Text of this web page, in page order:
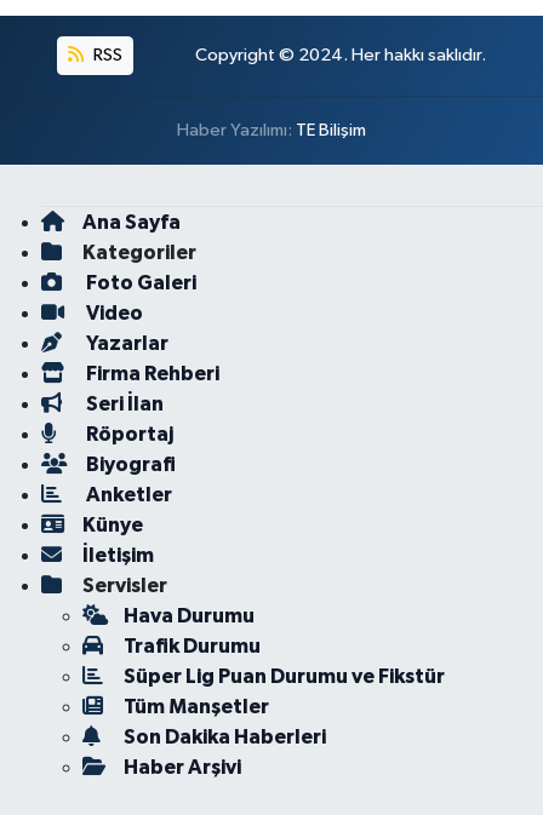
RSS Copyright © 2024. Her hakkı saklıdır.
Haber Yazılımı: TE Bilişim
Ana Sayfa
Kategoriler
Foto Galeri
Video
Yazarlar
Firma Rehberi
Seri İlan
Röportaj
Biyografi
Anketler
Künye
İletişim
Servisler
Hava Durumu
Trafik Durumu
Süper Lig Puan Durumu ve Fikstür
Tüm Manşetler
Son Dakika Haberleri
Haber Arşivi